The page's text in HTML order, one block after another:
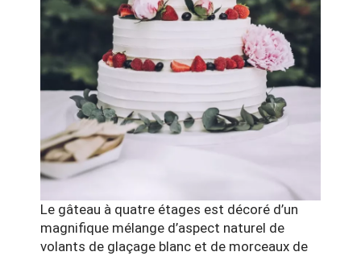
Le gâteau à quatre étages est décoré d’un
magnifique mélange d’aspect naturel de
volants de glaçage blanc et de morceaux de